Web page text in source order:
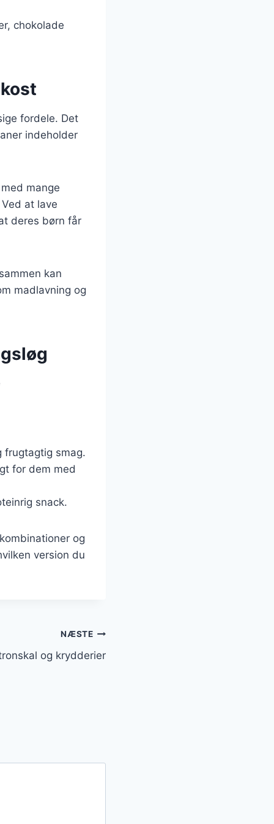
chokolade
fordele. Det
indeholder
mange
at lave
deres børn får
kan
madlavning og
frugtagtig smag.
for dem med
snack.
og
version du
NÆSTE
og krydderier